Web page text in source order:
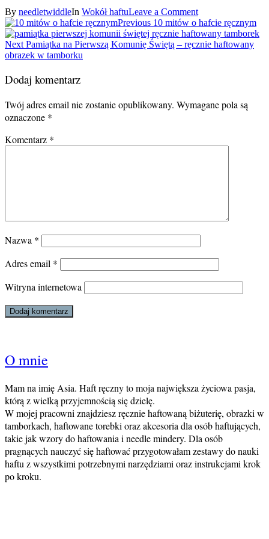
By needletwiddleIn Wokół haftuLeave a Comment
Nawigacja
wpisu
Previous Previous
post:
10 mitów o hafcie ręcznym
Next Next
post:
Pamiątka na Pierwszą Komunię Świętą – ręcznie haftowany
obrazek w tamborku
Dodaj komentarz
Twój adres email nie zostanie opublikowany. Wymagane pola są
oznaczone *
Komentarz *
Nazwa *
Adres email *
Witryna internetowa
O mnie
Mam na imię Asia. Haft ręczny to moja największa życiowa pasja,
którą z wielką przyjemnością się dzielę.
W mojej pracowni znajdziesz ręcznie haftowaną biżuterię, obrazki w
tamborkach, haftowane torebki oraz akcesoria dla osób haftujących,
takie jak wzory do haftowania i needle mindery. Dla osób
pragnących nauczyć się haftować przygotowałam zestawy do nauki
haftu z wszystkimi potrzebnymi narzędziami oraz instrukcjami krok
po kroku.